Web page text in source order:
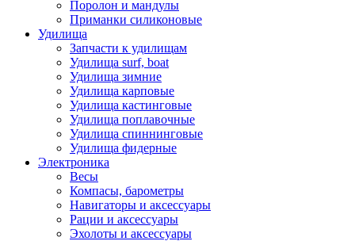
Поролон и мандулы
Приманки силиконовые
Удилища
Запчасти к удилищам
Удилища surf, boat
Удилища зимние
Удилища карповые
Удилища кастинговые
Удилища поплавочные
Удилища спиннинговые
Удилища фидерные
Электроника
Весы
Компасы, барометры
Навигаторы и аксессуары
Рации и аксессуары
Эхолоты и аксессуары